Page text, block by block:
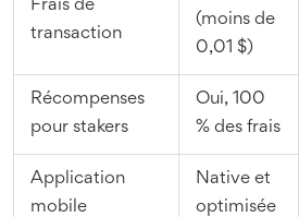
Frais de
transaction
(moins de
0,01 $)
Récompenses
pour stakers
Oui, 100
% des frais
Application
mobile
Native et
optimisée